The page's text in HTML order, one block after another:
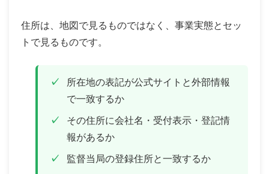
住所は、地図で見るものではなく、事業実態とセッ
トで見るものです。
所在地の表記が公式サイトと外部情報
で一致するか
その住所に会社名・受付表示・登記情
報があるか
監督当局の登録住所と一致するか